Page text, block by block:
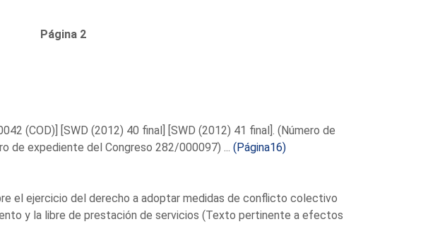
Página 2
(COD)] [SWD (2012) 40 final] [SWD (2012) 41 final]. (Número de
de expediente del Congreso 282/000097) ... (Página16)
el ejercicio del derecho a adoptar medidas de conflicto colectivo
y la libre de prestación de servicios (Texto pertinente a efectos